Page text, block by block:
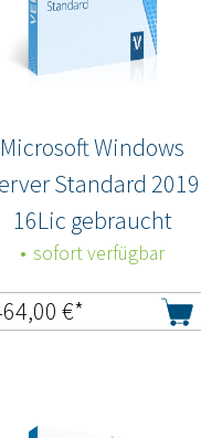
Microsoft Windows
Standard 2019
16Lic gebraucht
sofort verfügbar
€*